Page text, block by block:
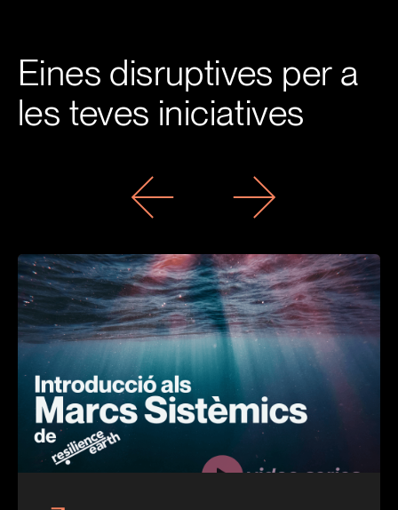
Eines disruptives per a
les teves iniciatives
Next